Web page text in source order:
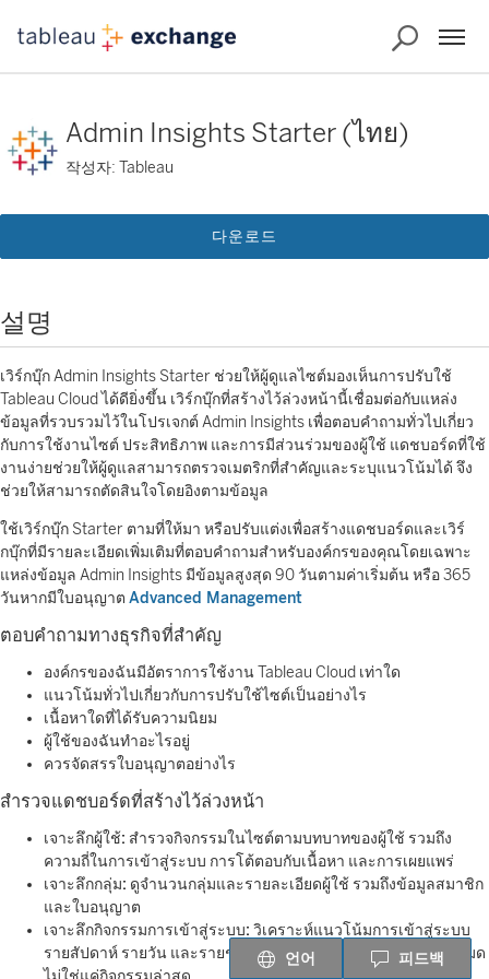
Admin Insights Starter (ไทย)
작성자: Tableau
다운로드
설명
เวิร์กบุ๊ก Admin Insights Starter ช่วยให้ผู้ดูแลไซต์มองเห็นการปรับใช้
Tableau Cloud ได้ดียิ่งขึ้น เวิร์กบุ๊กที่สร้างไว้ล่วงหน้านี้เชื่อมต่อกับแหล่ง
ข้อมูลที่รวบรวมไว้ในโปรเจกต์ Admin Insights เพื่อตอบคำถามทั่วไปเกี่ยว
กับการใช้งานไซต์ ประสิทธิภาพ และการมีส่วนร่วมของผู้ใช้ แดชบอร์ดที่ใช้
งานง่ายช่วยให้ผู้ดูแลสามารถตรวจเมตริกที่สำคัญและระบุแนวโน้มได้ จึง
ช่วยให้สามารถตัดสินใจโดยอิงตามข้อมูล
ใช้เวิร์กบุ๊ก Starter ตามที่ให้มา หรือปรับแต่งเพื่อสร้างแดชบอร์ดและเวิร์
กบุ๊กที่มีรายละเอียดเพิ่มเติมที่ตอบคำถามสำหรับองค์กรของคุณโดยเฉพาะ
แหล่งข้อมูล Admin Insights มีข้อมูลสูงสุด 90 วันตามค่าเริ่มต้น หรือ 365
วันหากมีใบอนุญาต Advanced Management
ตอบคำถามทางธุรกิจที่สำคัญ
องค์กรของฉันมีอัตราการใช้งาน Tableau Cloud เท่าใด
แนวโน้มทั่วไปเกี่ยวกับการปรับใช้ไซต์เป็นอย่างไร
เนื้อหาใดที่ได้รับความนิยม
ผู้ใช้ของฉันทำอะไรอยู่
ควรจัดสรรใบอนุญาตอย่างไร
สำรวจแดชบอร์ดที่สร้างไว้ล่วงหน้า
เจาะลึกผู้ใช้: สำรวจกิจกรรมในไซต์ตามบทบาทของผู้ใช้ รวมถึง
ความถี่ในการเข้าสู่ระบบ การโต้ตอบกับเนื้อหา และการเผยแพร่
เจาะลึกกลุ่ม: ดูจำนวนกลุ่มและรายละเอียดผู้ใช้ รวมถึงข้อมูลสมาชิก
และใบอนุญาต
เจาะลึกกิจกรรมการเข้าสู่ระบบ: วิเคราะห์แนวโน้มการเข้าสู่ระบบ
รายสัปดาห์ รายวัน และรายชั่วโมง รวมถึงข้อมูลจากผู้ใช้ไซต์ทั้งหมด
언어 피드백